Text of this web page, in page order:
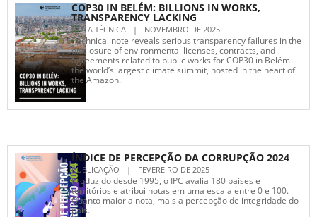
COP30 IN BELÉM: BILLIONS IN WORKS,
TRANSPARENCY LACKING
NOTA TÉCNICA | NOVEMBRO DE 2025
Technical note reveals serious transparency failures in the
disclosure of environmental licenses, contracts, and
agreements related to public works for COP30 in Belém —
the world’s largest climate summit, hosted in the heart of
the Amazon.
ÍNDICE DE PERCEPÇÃO DA CORRUPÇÃO 2024
PUBLICAÇÃO | FEVEREIRO DE 2025
Produzido desde 1995, o IPC avalia 180 países e
territórios e atribui notas em uma escala entre 0 e 100.
Quanto maior a nota, mais a percepção de integridade do
país.